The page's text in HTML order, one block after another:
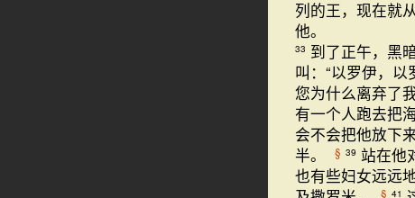
列的王，现在就
他。
33 到了正午，黑
叫：“以罗伊，
您为什么离弃了
有一个人跑去把
会不会把他放下
半。
§ 39 站在他
也有些妇女远远
§ 41